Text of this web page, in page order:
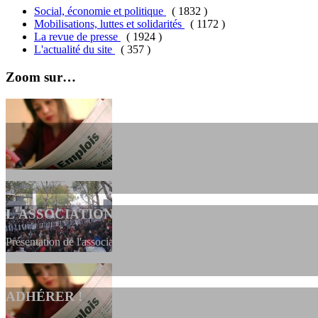
Social, économie et politique
( 1832 )
Mobilisations, luttes et solidarités
( 1172 )
La revue de presse
( 1924 )
L'actualité du site
( 357 )
Zoom sur…
L'ASSOCIATION
Présentation de l'association et de sa charte qui encadre nos actions et
ADHÉRER !